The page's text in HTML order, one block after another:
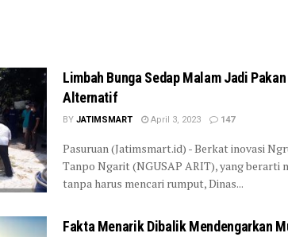
Limbah Bunga Sedap Malam Jadi
Alternatif
BY JATIMSMART April 3, 2023 147
Pasuruan (Jatimsmart.id) - Berkat inovasi
Tanpo Ngarit (NGUSAP ARIT), yang berarti
tanpa harus mencari rumput, Dinas...
Fakta Menarik Dibalik Mendengarkan